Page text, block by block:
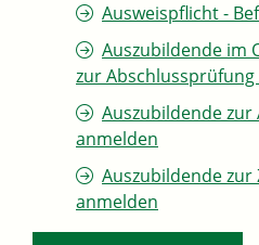
Ausweispflicht -
Auszubildende im
zur
Auszubildende
anmelden
Auszubildende
anmelden